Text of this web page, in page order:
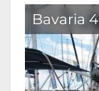
Bavaria